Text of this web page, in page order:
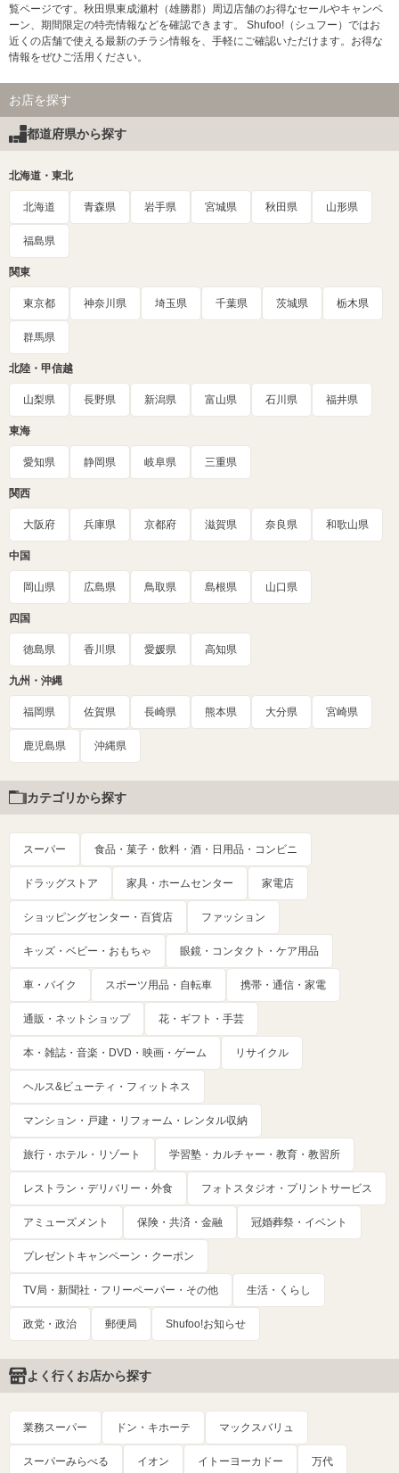
覧ページです。秋田県東成瀬村（雄勝郡）周辺店舗のお得なセールやキャンペ
ーン、期間限定の特売情報などを確認できます。 Shufoo!（シュフー）ではお
近くの店舗で使える最新のチラシ情報を、手軽にご確認いただけます。お得な
情報をぜひご活用ください。
お店を探す
都道府県から探す
北海道・東北
北海道 青森県 岩手県 宮城県 秋田県 山形県
福島県
関東
東京都 神奈川県 埼玉県 千葉県 茨城県 栃木県
群馬県
北陸・甲信越
山梨県 長野県 新潟県 富山県 石川県 福井県
東海
愛知県 静岡県 岐阜県 三重県
関西
大阪府 兵庫県 京都府 滋賀県 奈良県 和歌山県
中国
岡山県 広島県 鳥取県 島根県 山口県
四国
徳島県 香川県 愛媛県 高知県
九州・沖縄
福岡県 佐賀県 長崎県 熊本県 大分県 宮崎県
鹿児島県 沖縄県
カテゴリから探す
スーパー 食品・菓子・飲料・酒・日用品・コンビニ
ドラッグストア 家具・ホームセンター 家電店
ショッピングセンター・百貨店 ファッション
キッズ・ベビー・おもちゃ 眼鏡・コンタクト・ケア用品
車・バイク スポーツ用品・自転車 携帯・通信・家電
通販・ネットショップ 花・ギフト・手芸
本・雑誌・音楽・DVD・映画・ゲーム リサイクル
ヘルス&ビューティ・フィットネス
マンション・戸建・リフォーム・レンタル収納
旅行・ホテル・リゾート 学習塾・カルチャー・教育・教習所
レストラン・デリバリー・外食 フォトスタジオ・プリントサービス
アミューズメント 保険・共済・金融 冠婚葬祭・イベント
プレゼントキャンペーン・クーポン
TV局・新聞社・フリーペーパー・その他 生活・くらし
政党・政治 郵便局 Shufoo!お知らせ
よく行くお店から探す
業務スーパー ドン・キホーテ マックスバリュ
スーパーみらべる イオン イトーヨーカドー 万代